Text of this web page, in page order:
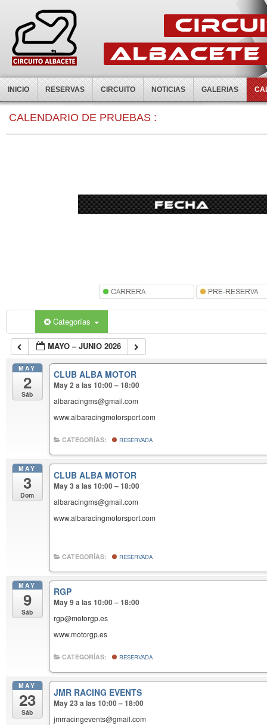
INICIO RESERVAS CIRCUITO NOTICIAS GALERIAS
CALENDARIO DE PRUEBAS :
Categorías
MAYO – JUNIO 2026
MAY
2
Sáb
CLUB ALBA MOTOR
May 2 a las 10:00 – 18:00
albaracingms@gmail.com
www.albaracingmotorsport.com
CATEGORÍAS: RESERVADA
MAY
3
Dom
CLUB ALBA MOTOR
May 3 a las 10:00 – 18:00
albaracingms@gmail.com
www.albaracingmotorsport.com
CATEGORÍAS: RESERVADA
MAY
9
Sáb
RGP
May 9 a las 10:00 – 18:00
rgp@motorgp.es
www.motorgp.es
CATEGORÍAS: RESERVADA
MAY
23
Sáb
JMR RACING EVENTS
May 23 a las 10:00 – 18:00
jmrracingevents@gmail.com